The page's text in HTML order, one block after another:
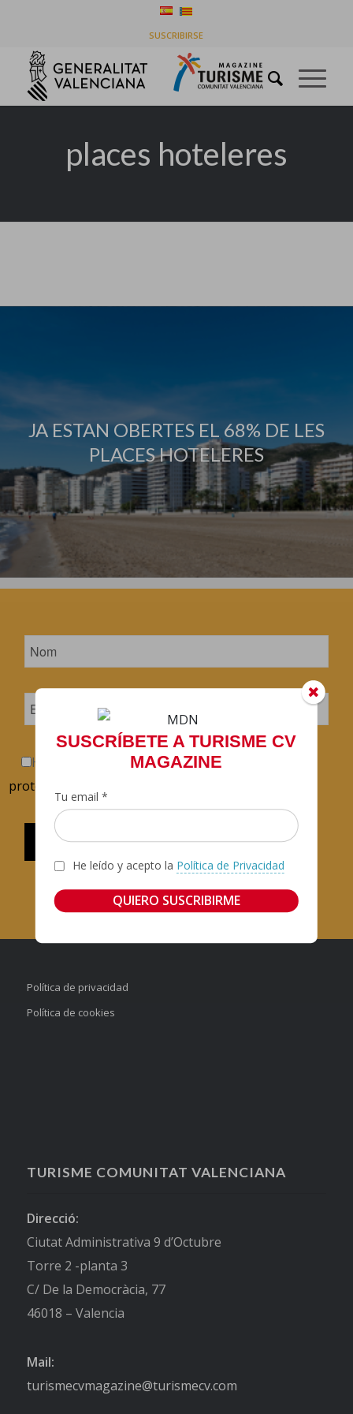
SUSCRÍBETE A TURISME CV
MAGAZINE
Tu email *
He leído y acepto la Política de Privacidad
SUSCRIBIRSE
places hoteleres
JA ESTAN OBERTES EL 68% DE LES
PLACES HOTELERES
He llegit y accepte laPolítica de confidencialitat i
protecció de dades
Política de privacidad
Política de cookies
TURISME COMUNITAT VALENCIANA
Direcció:
Ciutat Administrativa 9 d’Octubre
Torre 2 -planta 3
C/ De la Democràcia, 77
46018 – Valencia
Mail:
turismecvmagazine@turismecv.com